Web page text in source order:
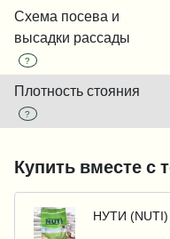
Схема посева и
высадки рассады
?
Плотность стояния
?
Купить вместе с
НУТИ